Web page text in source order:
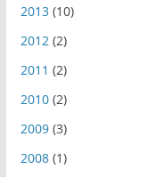
2013(10)
2012(2)
2011 (2)
2010(2)
2009(3)
2008(1)